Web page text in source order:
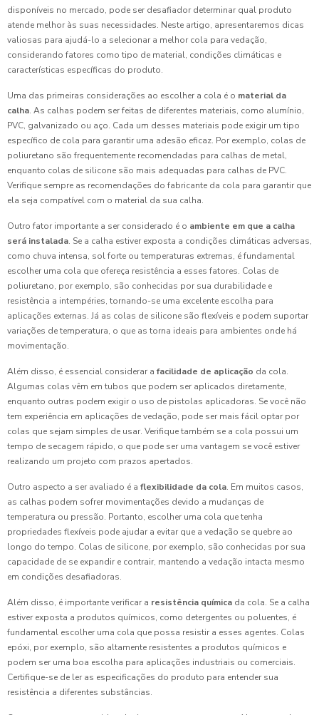
disponíveis no mercado, pode ser desafiador determinar qual produto
atende melhor às suas necessidades. Neste artigo, apresentaremos dicas
valiosas para ajudá-lo a selecionar a melhor cola para vedação,
considerando fatores como tipo de material, condições climáticas e
características específicas do produto.
Uma das primeiras considerações ao escolher a cola é o material da
calha. As calhas podem ser feitas de diferentes materiais, como alumínio,
PVC, galvanizado ou aço. Cada um desses materiais pode exigir um tipo
específico de cola para garantir uma adesão eficaz. Por exemplo, colas de
poliuretano são frequentemente recomendadas para calhas de metal,
enquanto colas de silicone são mais adequadas para calhas de PVC.
Verifique sempre as recomendações do fabricante da cola para garantir que
ela seja compatível com o material da sua calha.
Outro fator importante a ser considerado é o ambiente em que a calha
será instalada. Se a calha estiver exposta a condições climáticas adversas,
como chuva intensa, sol forte ou temperaturas extremas, é fundamental
escolher uma cola que ofereça resistência a esses fatores. Colas de
poliuretano, por exemplo, são conhecidas por sua durabilidade e
resistência a intempéries, tornando-se uma excelente escolha para
aplicações externas. Já as colas de silicone são flexíveis e podem suportar
variações de temperatura, o que as torna ideais para ambientes onde há
movimentação.
Além disso, é essencial considerar a facilidade de aplicação da cola.
Algumas colas vêm em tubos que podem ser aplicados diretamente,
enquanto outras podem exigir o uso de pistolas aplicadoras. Se você não
tem experiência em aplicações de vedação, pode ser mais fácil optar por
colas que sejam simples de usar. Verifique também se a cola possui um
tempo de secagem rápido, o que pode ser uma vantagem se você estiver
realizando um projeto com prazos apertados.
Outro aspecto a ser avaliado é a flexibilidade da cola. Em muitos casos,
as calhas podem sofrer movimentações devido a mudanças de
temperatura ou pressão. Portanto, escolher uma cola que tenha
propriedades flexíveis pode ajudar a evitar que a vedação se quebre ao
longo do tempo. Colas de silicone, por exemplo, são conhecidas por sua
capacidade de se expandir e contrair, mantendo a vedação intacta mesmo
em condições desafiadoras.
Além disso, é importante verificar a resistência química da cola. Se a calha
estiver exposta a produtos químicos, como detergentes ou poluentes, é
fundamental escolher uma cola que possa resistir a esses agentes. Colas
epóxi, por exemplo, são altamente resistentes a produtos químicos e
podem ser uma boa escolha para aplicações industriais ou comerciais.
Certifique-se de ler as especificações do produto para entender sua
resistência a diferentes substâncias.